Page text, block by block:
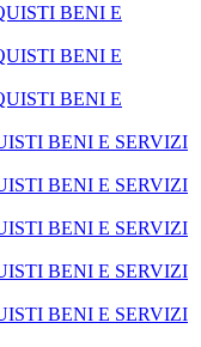
BENI E
BENI E
BENI E
BENI E SERVIZI
BENI E SERVIZI
BENI E SERVIZI
BENI E SERVIZI
BENI E SERVIZI